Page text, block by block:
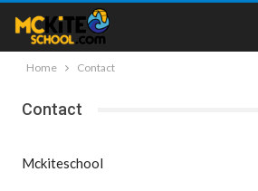
Home Contact
Contact
Mckiteschool